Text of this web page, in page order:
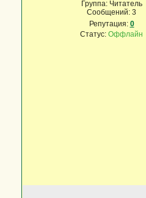
Группа: Читатель
Сообщений: 3
Репутация: 0
Статус: Оффлайн